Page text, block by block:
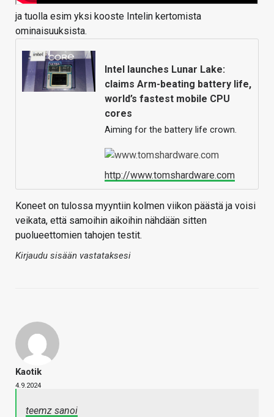
ja tuolla esim yksi kooste Intelin kertomista
ominaisuuksista.
Intel launches Lunar Lake:
claims Arm-beating battery life,
world’s fastest mobile CPU
cores
Aiming for the battery life crown.
http://www.tomshardware.com
Koneet on tulossa myyntiin kolmen viikon päästä ja voisi
veikata, että samoihin aikoihin nähdään sitten
puolueettomien tahojen testit.
Kirjaudu sisään vastataksesi
Kaotik
4.9.2024
teemz sanoi